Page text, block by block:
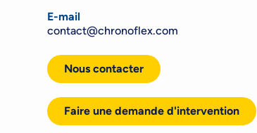
E-mail
contact@chronoflex.com
Nous contacter
Faire une demande d'intervention